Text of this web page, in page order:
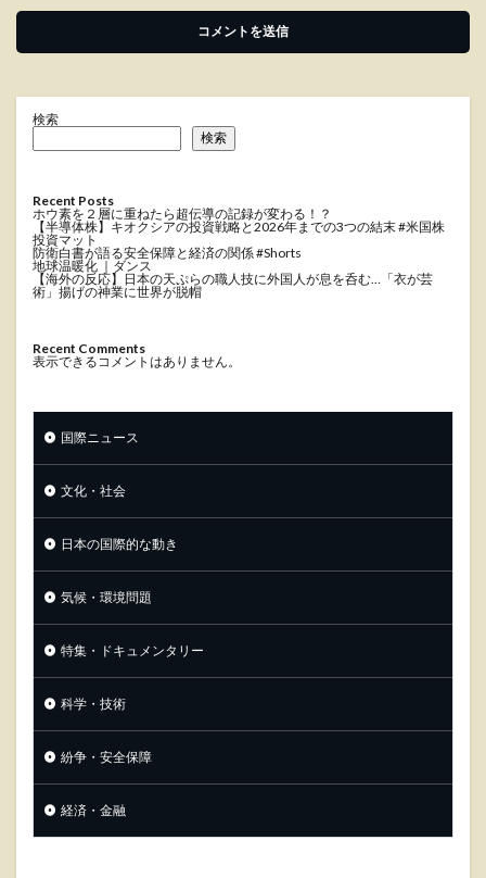
検索
検索
Recent Posts
ホウ素を２層に重ねたら超伝導の記録が変わる！？
【半導体株】キオクシアの投資戦略と2026年までの3つの結末 #米国株
投資マット
防衛白書が語る安全保障と経済の関係 #Shorts
地球温暖化 ｜ダンス
【海外の反応】日本の天ぷらの職人技に外国人が息を呑む…「衣が芸
術」揚げの神業に世界が脱帽
Recent Comments
表示できるコメントはありません。
国際ニュース
文化・社会
日本の国際的な動き
気候・環境問題
特集・ドキュメンタリー
科学・技術
紛争・安全保障
経済・金融